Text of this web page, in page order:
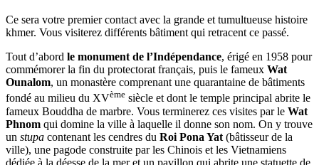
Ce sera votre premier contact avec la grande et tumultueuse histoire
khmer. Vous visiterez différents bâtiment qui retracent ce passé.
Tout d’abord le monument de l’Indépendance, érigé en 1958 pour
commémorer la fin du protectorat français, puis le fameux Wat
Ounalom, un monastère comprenant une quarantaine de bâtiments
fondé au milieu du XVème siècle et dont le temple principal abrite le
fameux Bouddha de marbre. Vous terminerez ces visites par le Wat
Phnom qui domine la ville à laquelle il donne son nom. On y trouve
un stupa contenant les cendres du Roi Pona Yat (bâtisseur de la
ville), une pagode construite par les Chinois et les Vietnamiens
dédiée à la déesse de la mer et un pavillon qui abrite une statuette de